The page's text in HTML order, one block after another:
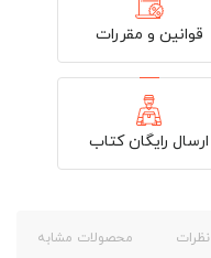
قوانین و مقررات
ارسال رایگان کتاب
نظرات محصولات مشابه